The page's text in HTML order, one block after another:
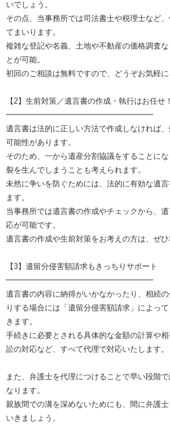
いでしょう。
その点、当事務所では司法書士や税理士など
てまいります。
複雑な登記や名義、土地や不動産の価格調査
とが可能。
初回のご相談は無料ですので、どうぞお気軽に
【2】生前対策／遺言書の作成・執行はお任せ！
━━━━━━━━━━━━━━━━━━━
遺言書は法的に正しい方法で作成しなければ
可能性があります。
そのため、一から遺産分割協議をすることに
裂を生んでしまうことも考えられます。
未然に争いを防ぐためには、法的に有効な遺
ます。
当事務所では遺言書の作成やチェックから、
応が可能です。
遺言書の作成や生前対策をお考えの方は、ぜひ
【3】遺留分侵害額請求もきっちりサポート
━━━━━━━━━━━━━━━━━━━
遺言書の内容に納得がいかなかったり、相続
りする場合には「遺留分侵害額請求」によっ
きます。
手続きに必要とされる具体的な金額の計算や
訟の対応など、すべて代理で対応いたします。
また、弁護士を代理につけることで早い段階
なります。
親族間での溝を深めないためにも、間に弁護
いきましょう。